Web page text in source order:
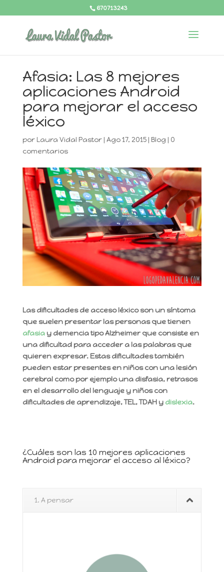
670713243
Afasia: Las 8 mejores
aplicaciones Android
para mejorar el acceso
léxico
por Laura Vidal Pastor| Ago 17, 2015| Blog | 0
comentarios
Las dificultades de acceso léxico son un síntoma
que suelen presentar las personas que tienen
afasiay demencia tipo Alzheimer que consiste en
una dificultad para acceder a las palabras que
quieren expresar. Estas dificultades también
pueden estar presentes en niños con una lesión
cerebral como por ejemplo una disfasia, retrasos
en el desarrollo del lenguaje y niños con
dificultades de aprendizaje, TEL, TDAH y dislexia.
¿Cuáles son las 10 mejores aplicaciones
Android para mejorar el acceso al léxico?
1. A pensar